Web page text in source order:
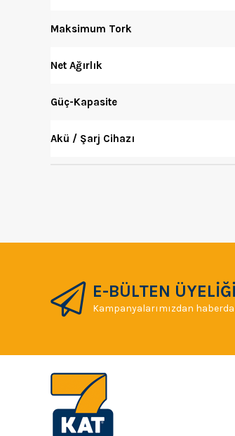
Maksimum Tork
Net Ağırlık
Güç-Kapasite
Akü / Şarj Cihazı
E-BÜLTEN ÜYELİĞİ
Kampanyalarımızdan